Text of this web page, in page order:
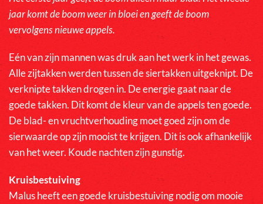
jaar komt de boom weer in bloei en geeft de boom
vervolgens nieuwe appels.
Eén van zijn mannen was druk aan het werk in het gewas.
Alle zijtakken werden tussen de siertakken uitgeknipt. De
verknipte takken drogen in. De energie gaat naar de
goede takken. Dit komt de kleur van de appels ten goede.
De blad- en vruchtverhouding moet goed zijn om de
sierwaarde op zijn mooist te krijgen. Dit is ook afhankelijk
van het weer. Koude nachten zijn gunstig.
Kruisbestuiving
Malus heeft een goede kruisbestuiving nodig om mooie